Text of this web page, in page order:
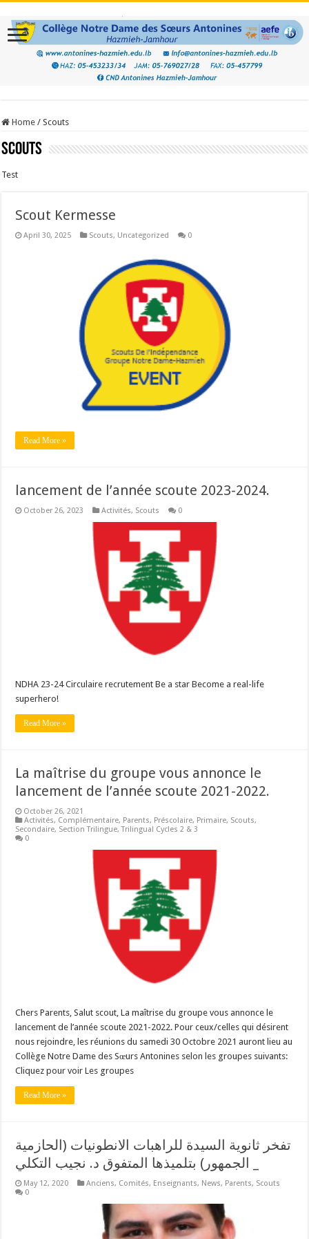
Home / Scouts
Scouts
Test
Scout Kermesse
April 30, 2025 Scouts, Uncategorized 0
Read More »
lancement de l’année scoute 2023-2024.
October 26, 2023 Activités, Scouts 0
NDHA 23-24 Circulaire recrutement Be a star Become a real-life
superhero!
Read More »
La maîtrise du groupe vous annonce le
lancement de l’année scoute 2021-2022.
October 26, 2021
Activités, Complémentaire, Parents, Préscolaire, Primaire, Scouts,
Secondaire, Section Trilingue,Trilingual Cycles 2 & 3
0
Chers Parents, Salut scout, La maîtrise du groupe vous annonce le
lancement de l’année scoute 2021-2022. Pour ceux/celles qui désirent
nous rejoindre, les réunions du samedi 30 Octobre 2021 auront lieu au
Collège Notre Dame des Sœurs Antonines selon les groupes suivants:
Cliquez pour voir Les groupes
Read More »
تفخر ثانوية السيدة للراهبات الانطونيات (الحازمية
_ الجمهور) بتلميذها المتفوق د. نجيب التكلي
May 12, 2020 Anciens, Comités, Enseignants, News, Parents, Scouts
0